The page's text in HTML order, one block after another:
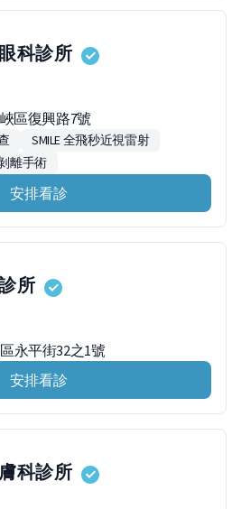
科診所
區復興路7號
SMILE 全飛秒近視雷射
離手術
安排看診
所
永平街32之1號
安排看診
科診所